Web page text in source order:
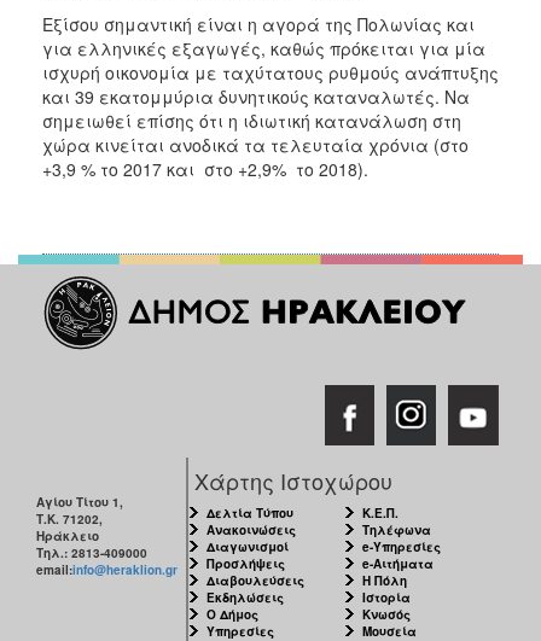
Εξίσου σημαντική είναι η αγορά της Πολωνίας και
για ελληνικές εξαγωγές, καθώς πρόκειται για μία
ισχυρή οικονομία με ταχύτατους ρυθμούς ανάπτυξης
και 39 εκατομμύρια δυνητικούς καταναλωτές. Να
σημειωθεί επίσης ότι η ιδιωτική κατανάλωση στη
χώρα κινείται ανοδικά τα τελευταία χρόνια (στο
+3,9 % το 2017 και στο +2,9% το 2018).
Αγίου Τίτου 1,
Τ.Κ. 71202,
Ηράκλειο
Τηλ.: 2813-409000
email:info@heraklion.gr
Χάρτης Ιστοχώρου
Δελτία Τύπου
Ανακοινώσεις
Διαγωνισμοί
Προσλήψεις
Διαβουλεύσεις
Εκδηλώσεις
Ο Δήμος
Υπηρεσίες
Κ.Ε.Π.
Τηλέφωνα
e-Υπηρεσίες
e-Αιτήματα
Η Πόλη
Ιστορία
Κνωσός
Μουσεία